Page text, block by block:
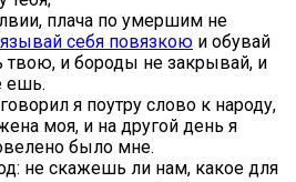
плача по умершим не
себя повязкою и обувай
твою, и бороды не закрывай, и
ешь.
я поутру слово к народу,
моя, и на другой день я
было мне.
не скажешь ли нам, какое для